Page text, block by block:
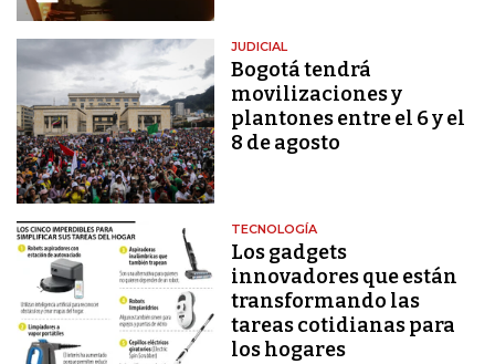
JUDICIAL
Bogotá tendrá
movilizaciones y
plantones entre el 6 y el
8 de agosto
TECNOLOGÍA
Los gadgets
innovadores que están
transformando las
tareas cotidianas para
los hogares